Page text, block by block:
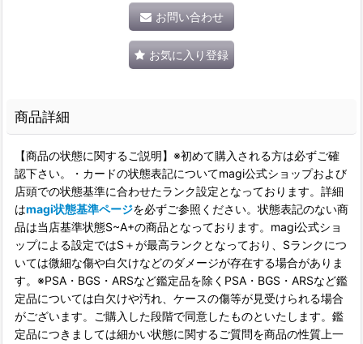
お問い合わせ
お気に入り登録
商品詳細
【商品の状態に関するご説明】※初めて購入される方は必ずご確
認下さい。・カードの状態表記についてmagi公式ショップおよび
店頭での状態基準に合わせたランク設定となっております。詳細
はmagi状態基準ページを必ずご参照ください。状態表記のない商
品は当店基準状態S~A+の商品となっております。magi公式ショ
ップによる設定ではS＋が最高ランクとなっており、Sランクにつ
いては微細な傷や白欠けなどのダメージが存在する場合がありま
す。※PSA・BGS・ARSなど鑑定品を除くPSA・BGS・ARSなど鑑
定品については白欠けや汚れ、ケースの傷等が見受けられる場合
がございます。ご購入した段階で同意したものといたします。鑑
定品につきましては細かい状態に関するご質問を商品の性質上一